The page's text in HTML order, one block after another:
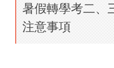
暑假轉學考二、
注意事項